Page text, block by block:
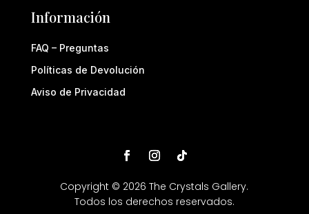
Información
FAQ – Preguntas
Políticas de Devolución
Aviso de Privacidad
Copyright © 2026 The Crystals Gallery.
Todos los derechos reservados.